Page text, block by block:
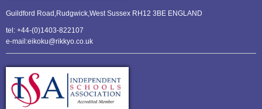
Guildford Road,Rudgwick,West Sussex RH12 3BE ENGLAND
tel: +44-(0)1403-822107
e-mail:eikoku@rikkyo.co.uk